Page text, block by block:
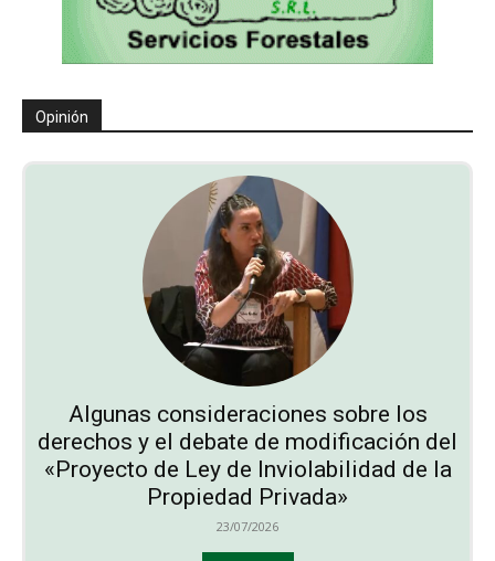
Opinión
Algunas consideraciones sobre los
derechos y el debate de modificación del
«Proyecto de Ley de Inviolabilidad de la
Propiedad Privada»
23/07/2026